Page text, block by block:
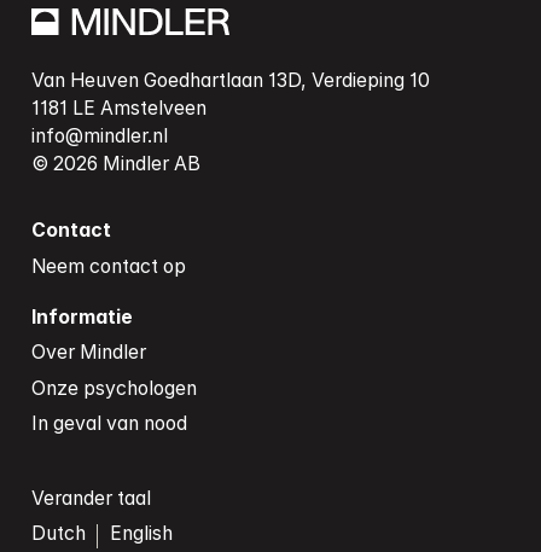
Van Heuven Goedhartlaan 13D, Verdieping 10
1181 LE Amstelveen
info@mindler.nl
Contact
Neem contact op
Informatie
Over Mindler
Onze psychologen
In geval van nood
Verander taal
Dutch
English